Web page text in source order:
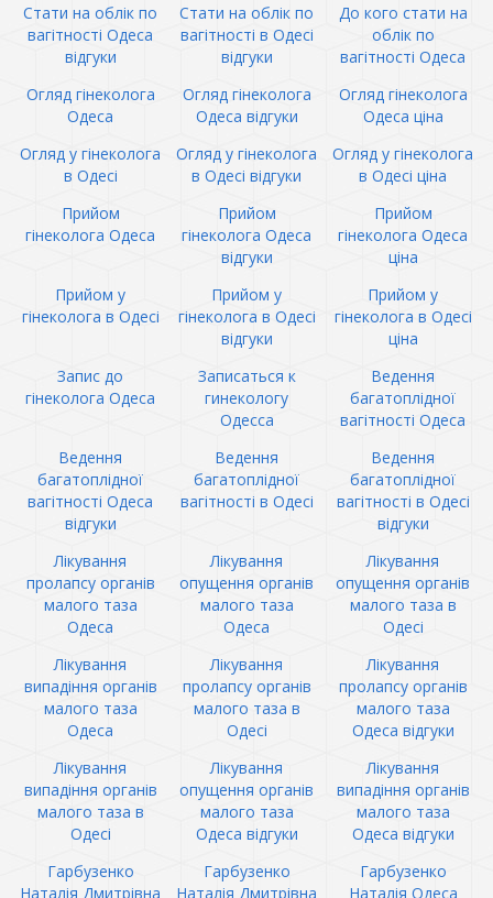
Стати на облік по
вагітності Одеса
відгуки
Стати на облік по
вагітності в Одесі
відгуки
До кого стати на
облік по
вагітності Одеса
Огляд гінеколога
Одеса
Огляд гінеколога
Одеса відгуки
Огляд гінеколога
Одеса ціна
Огляд у гінеколога
в Одесі
Огляд у гінеколога
в Одесі відгуки
Огляд у гінеколога
в Одесі ціна
Прийом
гінеколога Одеса
Прийом
гінеколога Одеса
відгуки
Прийом
гінеколога Одеса
ціна
Прийом у
гінеколога в Одесі
Прийом у
гінеколога в Одесі
відгуки
Прийом у
гінеколога в Одесі
ціна
Запис до
гінеколога Одеса
Записаться к
гинекологу
Одесса
Ведення
багатоплідної
вагітності Одеса
Ведення
багатоплідної
вагітності Одеса
відгуки
Ведення
багатоплідної
вагітності в Одесі
Ведення
багатоплідної
вагітності в Одесі
відгуки
Лікування
пролапсу органів
малого таза
Одеса
Лікування
опущення органів
малого таза
Одеса
Лікування
опущення органів
малого таза в
Одесі
Лікування
випадіння органів
малого таза
Одеса
Лікування
пролапсу органів
малого таза в
Одесі
Лікування
пролапсу органів
малого таза
Одеса відгуки
Лікування
випадіння органів
малого таза в
Одесі
Лікування
опущення органів
малого таза
Одеса відгуки
Лікування
випадіння органів
малого таза
Одеса відгуки
Гарбузенко
Наталія Дмитрівна
Гарбузенко
Наталія Дмитрівна
Гарбузенко
Наталія Одеса